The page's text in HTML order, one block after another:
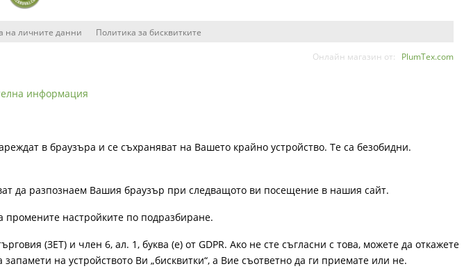
на личните данни Политика за бисквитките
Онлайн магазин от: PlumTex.com
информация
в браузъра и се съхраняват на Вашето крайно устройство. Те са безобидни.
да разпознаем Вашия браузър при следващото ви посещение в нашия сайт.
промените настройките по подразбиране.
(ЗЕТ) и член 6, ал. 1, буква (е) от GDPR. Ако не сте съгласни с това, можете да откажете
на устройството Ви „бисквитки“, а Вие съответно да ги приемате или не.